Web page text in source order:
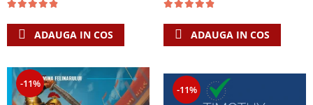
ADAUGA IN COS ADAUGA IN COS
-11% -11%